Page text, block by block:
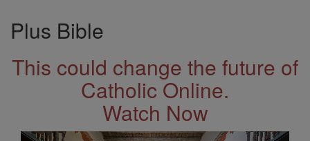
Plus Bible
This could change the future of
Catholic Online.
Watch Now